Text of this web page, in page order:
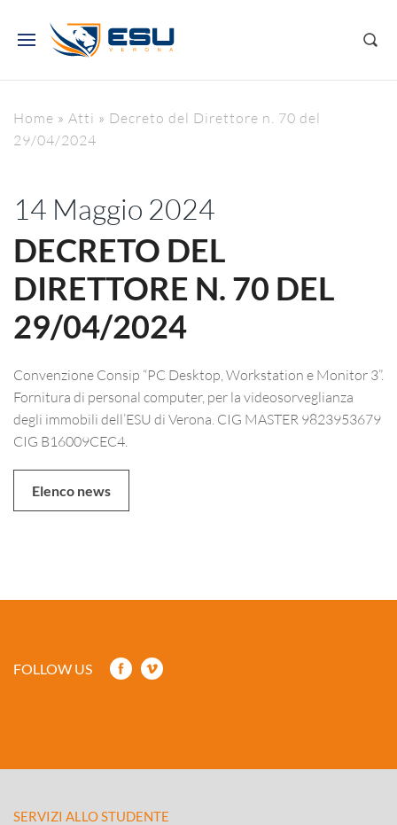
Home » Atti » Decreto del Direttore n. 70 del
29/04/2024
14 Maggio 2024
DECRETO DEL
DIRETTORE N. 70 DEL
29/04/2024
Convenzione Consip “PC Desktop, Workstation e Monitor 3”.
Fornitura di personal computer, per la videosorveglianza
degli immobili dell’ESU di Verona. CIG MASTER 9823953679
CIG B16009CEC4.
Elenco news
FOLLOW US
SERVIZI ALLO STUDENTE